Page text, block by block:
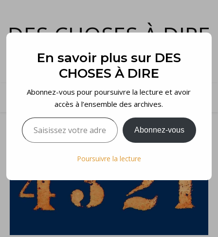
DES CHOSES À DIRE
et voilà…
En savoir plus sur DES
CHOSES À DIRE
Abonnez-vous pour poursuivre la lecture et avoir
accès à l’ensemble des archives.
Saisissez votre adresse e-mail…
Abonnez-vous
Poursuivre la lecture